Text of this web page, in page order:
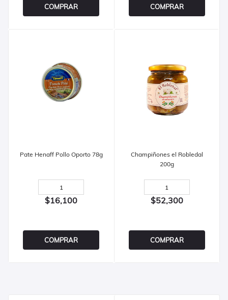
COMPRAR COMPRAR
Pate Henaff Pollo Oporto 78g
$16,100
COMPRAR
Champiñones el Robledal
200g
$52,300
COMPRAR